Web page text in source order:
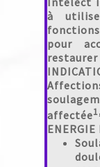
à
pour
restaurer
affectée
ENERGIE